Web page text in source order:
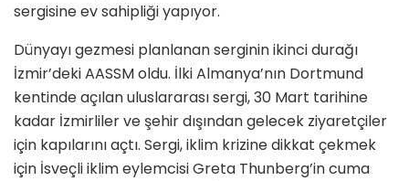
sergisine ev sahipliği yapıyor.
Dünyayı gezmesi planlanan serginin ikinci durağı
İzmir’deki AASSM oldu. İlki Almanya’nın Dortmund
kentinde açılan uluslararası sergi, 30 Mart tarihine
kadar İzmirliler ve şehir dışından gelecek ziyaretçiler
için kapılarını açtı. Sergi, iklim krizine dikkat çekmek
için İsveçli iklim eylemcisi Greta Thunberg’in cuma